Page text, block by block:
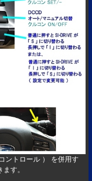
ントロール ） を併用す
す。